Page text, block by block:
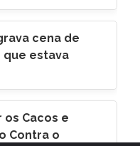
cena de
que estava
os Cacos e
Contra o